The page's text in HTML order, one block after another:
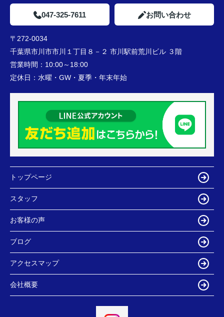
047-325-7611 お問い合わせ
〒272-0034
千葉県市川市市川１丁目８－２ 市川駅前荒川ビル ３階
営業時間： 10:00～18:00
定休日： 水曜・GW・夏季・年末年始
トップページ
スタッフ
お客様の声
ブログ
アクセスマップ
会社概要